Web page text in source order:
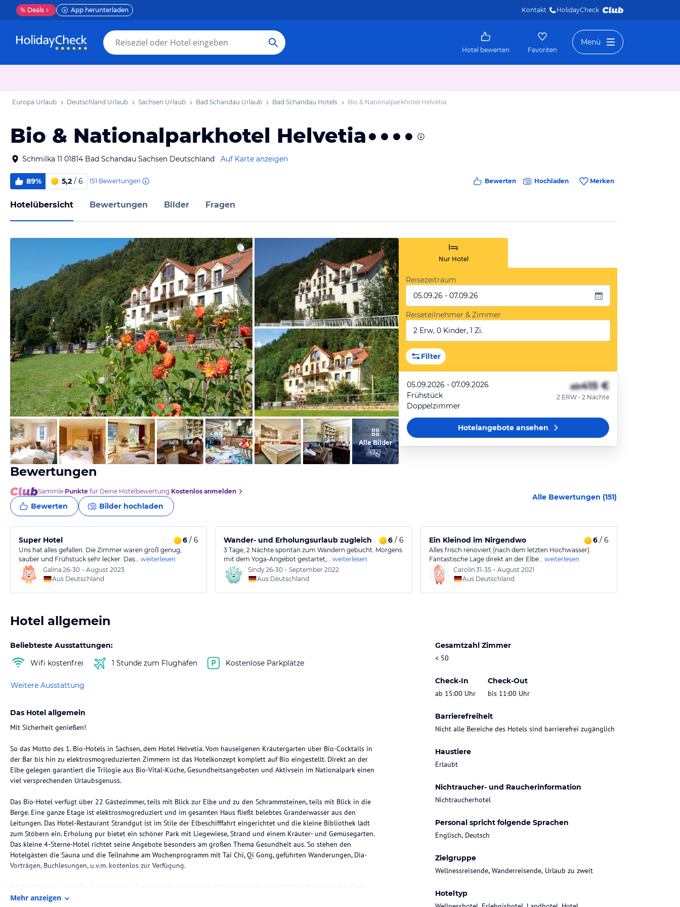
% Deals App herunterladen Kontakt HolidayCheck
Hotel bewerten Favoriten
Menü
Europa Urlaub Deutschland Urlaub Sachsen Urlaub Bad Schandau Urlaub Bad Schandau Hotels Bio & Nationalparkhotel Helvetia
Bio & Nationalparkhotel Helvetia
Schmilka 11 01814 Bad Schandau Sachsen Deutschland Auf Karte anzeigen
89% 5,2 / 6 151 Bewertungen Bewerten Hochladen Merken
Hotelübersicht Bewertungen Bilder Fragen
vom Hotelier, September 2009
vom Hotelier, September 2005
vom Hotelier, September 2017Alle Bilder
(72)
Nur Hotel
Reisezeitraum
05.09.26 - 07.09.26
Reiseteilnehmer & Zimmer
2 Erw, 0 Kinder, 1 Zi.
Filter
05.09.2026 - 07.09.2026
Frühstück
Doppelzimmer
ab415 €
2 ERW • 2 Nächte
Hotelangeboteansehen
Bewertungen
Sammle Punkte für Deine Hotelbewertung.Kostenlos anmelden
Bewerten Bilder hochladen
Alle Bewertungen (151)
Super Hotel 6 / 6
Uns hat alles gefallen. Die Zimmer waren groß genug,
sauber und Frühstück sehr lecker. Das… weiterlesen
Galina 26-30 • August 2023
Aus Deutschland
Wander- und Erholungsurlaub zugleich 6/ 6
3 Tage, 2 Nächte spontan zum Wandern gebucht. Morgens
mit dem Yoga-Angebot gestartet,… weiterlesen
Sindy26-30 • September 2022
Aus Deutschland
Ein Kleinod im Nirgendwo 6/ 6
Alles frisch renoviert (nach dem letzten Hochwasser).
Fantastische Lage direkt an der Elbe… weiterlesen
Carolin 31-35 • August 2021
Aus Deutschland
Hotel allgemein
Beliebteste Ausstattungen:
Wifi kostenfrei
1 Stunde zum Flughafen Kostenlose Parkplätze
Weitere Ausstattung
Gesamtzahl Zimmer
< 50
Check-In
ab 15:00 Uhr
Check-Out
bis 11:00 Uhr
Barrierefreiheit
Nicht alle Bereiche des Hotels sind barrierefrei zugänglich
Haustiere
Erlaubt
Nichtraucher- und Raucherinformation
Nichtraucherhotel
Personal spricht folgende Sprachen
Englisch, Deutsch
Zielgruppe
Wellnessreisende, Wanderreisende, Urlaub zu zweit
Hoteltyp
Das Hotel allgemein
Mit Sicherheit genießen!
So das Motto des 1. Bio-Hotels in Sachsen, dem Hotel Helvetia. Vom hauseigenen Kräutergarten über Bio-Cocktails in
der Bar bis hin zu elektrosmogreduzierten Zimmern ist das Hotelkonzept komplett auf Bio eingestellt. Direkt an der
Elbe gelegen garantiert die Trilogie aus Bio-Vital-Küche, Gesundheitsangeboten und Aktivsein im Nationalpark einen
viel versprechenden Urlaubsgenuss.
Das Bio-Hotel verfügt über 22 Gästezimmer, teils mit Blick zur Elbe und zu den Schrammsteinen, teils mit Blick in die
Berge. Eine ganze Etage ist elektrosmogreduziert und im gesamten Haus fließt belebtes Granderwasser aus den
Leitungen. Das Hotel-Restaurant Strandgut ist im Stile der Elbeschifffahrt eingerichtet und die kleine Bibliothek lädt
zum Stöbern ein. Erholung pur bietet ein schöner Park mit Liegewiese, Strand und einem Kräuter- und Gemüsegarten.
Das kleine 4-Sterne-Hotel richtet seine Angebote besonders am großen Thema Gesundheit aus. So stehen den
Hotelgästen die Sauna und die Teilnahme am Wochenprogramm mit Tai Chi, Qi Gong, geführten Wanderungen, Dia-
Vorträgen, Buchlesungen, u.v.m. kostenlos zur Verfügung.
Am Nachmittag laden die Gastgeber zur Tea time mit einer reichhaltigen Auswahl aromatischer Teesorten ein. Dazu
wird auf Wunsch „Kalter Hund wie bei Tante Hertha“ (Kekskuchen mit Schokolade) serviert.
Mehr anzeigen